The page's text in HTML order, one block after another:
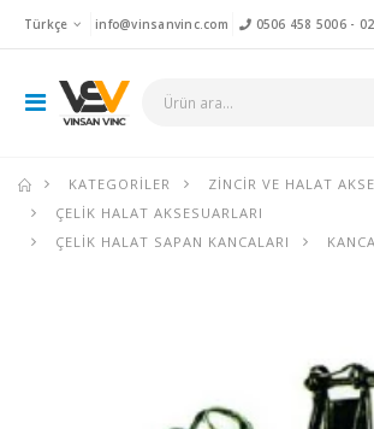
Türkçe info@vinsanvinc.com 0506 458 5006-
KATEGORILER
ZINCIR VE HALAT
ÇELIK HALAT AKSESUARLARI
ÇELIK HALAT SAPAN KANCALARI